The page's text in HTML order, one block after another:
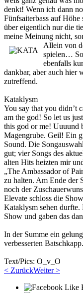
denkt! Wenn ich dann
Fünfsaiterbass auf
über eigentlich nur die
meine Meinung nicht,
Allein von
spielen…
ebenfalls
dankbar, aber auch hier
zutreffend.
Kataklysm
You say that you didn’t
am the god! So let us
this god or me! Uuuund
Magengrube. Geil! Ein
Sound. Die
gut; vier Songs des
alten Hits heizten mir
„The Ambassador of
zu halten. Am Ende der
noch der
Elevate schloss die
Kataklysm sehen durfte.
Show und gaben das
In der Summe ein
verbesserten Batschkapp.
Text/Pics: O_v_O
< ZurückWeiter >